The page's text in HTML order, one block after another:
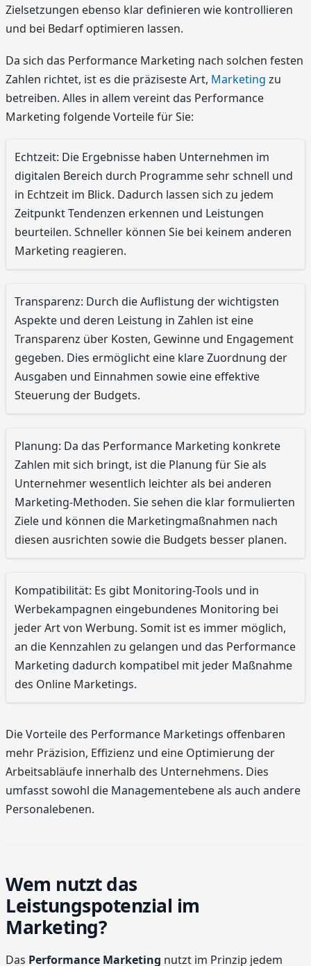
Zielsetzungen ebenso klar definieren wie kontrollieren
und bei Bedarf optimieren lassen.
Da sich das Performance Marketing nach solchen festen
Zahlen richtet, ist es die präziseste Art, Marketing zu
betreiben. Alles in allem vereint das Performance
Marketing folgende Vorteile für Sie:
Echtzeit: Die Ergebnisse haben Unternehmen im
digitalen Bereich durch Programme sehr schnell und
in Echtzeit im Blick. Dadurch lassen sich zu jedem
Zeitpunkt Tendenzen erkennen und Leistungen
beurteilen. Schneller können Sie bei keinem anderen
Marketing reagieren.
Transparenz: Durch die Auflistung der wichtigsten
Aspekte und deren Leistung in Zahlen ist eine
Transparenz über Kosten, Gewinne und Engagement
gegeben. Dies ermöglicht eine klare Zuordnung der
Ausgaben und Einnahmen sowie eine effektive
Steuerung der Budgets.
Planung: Da das Performance Marketing konkrete
Zahlen mit sich bringt, ist die Planung für Sie als
Unternehmer wesentlich leichter als bei anderen
Marketing-Methoden. Sie sehen die klar formulierten
Ziele und können die Marketingmaßnahmen nach
diesen ausrichten sowie die Budgets besser planen.
Kompatibilität: Es gibt Monitoring-Tools und in
Werbekampagnen eingebundenes Monitoring bei
jeder Art von Werbung. Somit ist es immer möglich,
an die Kennzahlen zu gelangen und das Performance
Marketing dadurch kompatibel mit jeder Maßnahme
des Online Marketings.
Die Vorteile des Performance Marketings offenbaren
mehr Präzision, Effizienz und eine Optimierung der
Arbeitsabläufe innerhalb des Unternehmens. Dies
umfasst sowohl die Managementebene als auch andere
Personalebenen.
Wem nutzt das
Leistungspotenzial im
Marketing?
Das Performance Marketing nutzt im Prinzip jedem